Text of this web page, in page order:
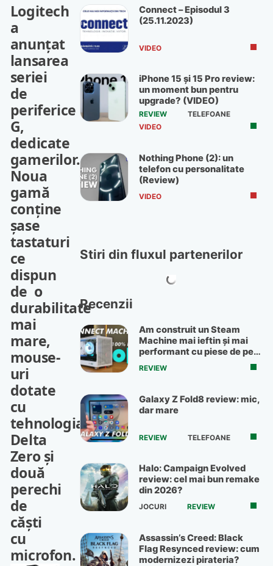
Logitech
a
anunţat
lansarea
seriei
de
periferice
G,
dedicate
gamerilor.
Noua
gamă
conţine
şase
tastaturi
ce
dispun
de o
durabilitate
mai
mare,
mouse-
uri
dotate
cu
tehnologia
Delta
Zero şi
două
perechi
de
căşti
cu
microfon.
Connect – Episodul 3
(25.11.2023)
VIDEO
iPhone 15 și 15 Pro review:
un moment bun pentru
upgrade? (VIDEO)
REVIEW
TELEFOANE
VIDEO
Nothing Phone (2): un
telefon cu personalitate
(Review)
VIDEO
Stiri din fluxul partenerilor
Recenzii
Am construit un Steam
Machine mai ieftin și mai
performant cu piese de pe
OLX
REVIEW
Galaxy Z Fold8 review: mic,
dar mare
REVIEW TELEFOANE
Halo: Campaign Evolved
review: cel mai bun remake
din 2026?
JOCURI REVIEW
Assassin’s Creed: Black
Flag Resynced review: cum
modernizezi pirateria?